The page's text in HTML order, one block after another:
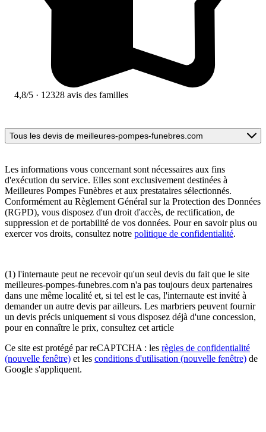
4,8/5 · 12328 avis des familles
Tous les devis de meilleures-pompes-funebres.com
Les informations vous concernant sont nécessaires aux fins
d'exécution du service. Elles sont exclusivement destinées à
Meilleures Pompes Funèbres et aux prestataires sélectionnés.
Conformément au Règlement Général sur la Protection des Données
(RGPD), vous disposez d'un droit d'accès, de rectification, de
suppression et de portabilité de vos données. Pour en savoir plus ou
exercer vos droits, consultez notre politique de confidentialité.
(1) l'internaute peut ne recevoir qu'un seul devis du fait que le site
meilleures-pompes-funebres.com n'a pas toujours deux partenaires
dans une même localité et, si tel est le cas, l'internaute est invité à
demander un autre devis par ailleurs. Les marbriers peuvent fournir
un devis précis uniquement si vous disposez déjà d'une concession,
pour en connaître le prix, consultez cet article
Ce site est protégé par reCAPTCHA : les règles de confidentialité
(nouvelle fenêtre) et les conditions d'utilisation (nouvelle fenêtre) de
Google s'appliquent.